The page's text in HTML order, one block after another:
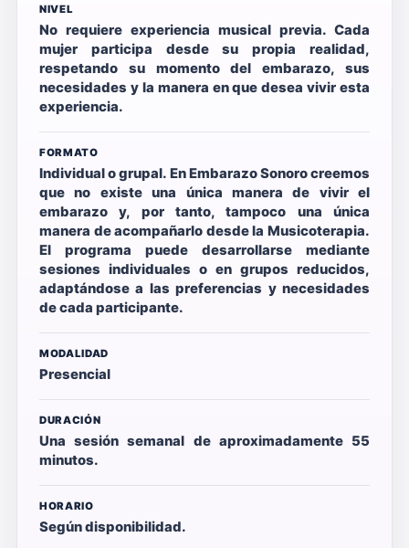
NIVEL
No requiere experiencia musical previa. Cada
mujer participa desde su propia realidad,
respetando su momento del embarazo, sus
necesidades y la manera en que desea vivir esta
experiencia.
FORMATO
Individual o grupal. En Embarazo Sonoro creemos
que no existe una única manera de vivir el
embarazo y, por tanto, tampoco una única
manera de acompañarlo desde la Musicoterapia.
El programa puede desarrollarse mediante
sesiones individuales o en grupos reducidos,
adaptándose a las preferencias y necesidades
de cada participante.
MODALIDAD
Presencial
DURACIÓN
Una sesión semanal de aproximadamente 55
minutos.
HORARIO
Según disponibilidad.